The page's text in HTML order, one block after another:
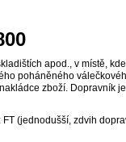
apod., v místě,
poháněného
zboží. Dopravník
(jednodušší, zdvih